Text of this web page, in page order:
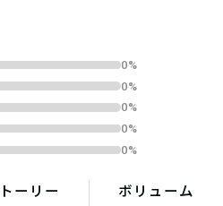
0%
0%
0%
0%
0%
ーリー ボリューム